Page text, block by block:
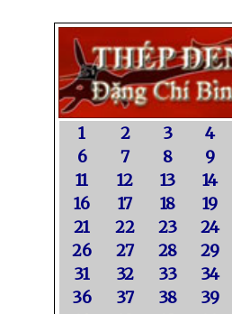
1 2 3 4
6
7 8 9
11
12 13 14
16
17 18 19
21
22 23 24
26
27 28 29
31
32 33 34
36
37 38 39